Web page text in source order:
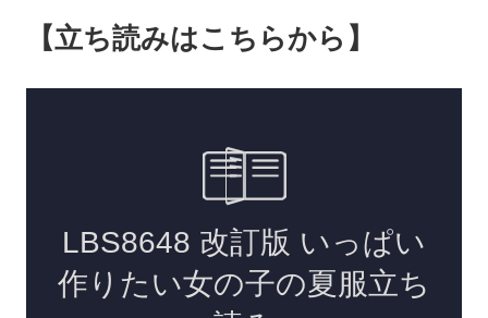
【立ち読みはこちらから】